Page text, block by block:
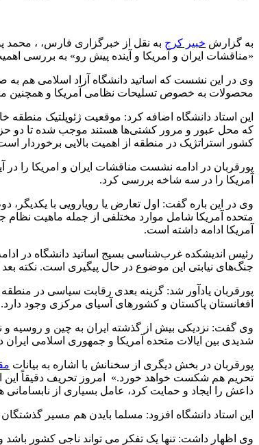
به گزارش خبیر کرج به نقل از خبرگزاری فارس، ،
«مناقشات ایران و آمریکا و آینده پیش رو» به بررسی
وی در این نشست که اساتید دانشگاه آزاد اسلامی هم
محصولات به خصوص تسلیحات نظامی آمریکا و همچنین
این استاد دانشگاه اضافه کرد: موقعیت ژئوپلتیک
که محل عبور و مرور کشتی‌ها هستند موجب شده تا دو
کشور استراتژیک در منطقه از اهمیت بالایی برخوردار
آمریکا را در سه شاخه بررسی کرد.
وی در این باره گفت: اول تعارض یا رویارویی با
متحده آمریکا شامل موارد مختلفی از جمله ماهیت نظام
آمریکا ادامه داشته است.
رئیس اندیشکده غرب‌شناسی بسیج اساتید دانشگاه در
جنگ‌های نیابتی این موضوع در حال پیگیری است. نکته بعد
پورقربان یادآور شد: گزینه بعدی رقابت سیاسی در
افغانستان پاکستان و کشورهای آسیای مرکزی وجود دارد.
وی گفت: نزدیکی بیش از گذشته ایران به چین و روسیه و
شدیدی بین ایالات متحده آمریکا و جمهوری اسلامی
پورقربان‌ در بخش دیگری از سخنانش با اشاره به بیانات
تحریم هم شکست خواهد خورد.» امروز تحریف دقیقاً این
داعش را ایجاد و حمایت کرد، عامل بسیاری از
این استاد دانشگاه افزود: مسلما بایدن هم مسیر
وی اظهار داشت: تنها یک تفکر می تواند ناجی کشور